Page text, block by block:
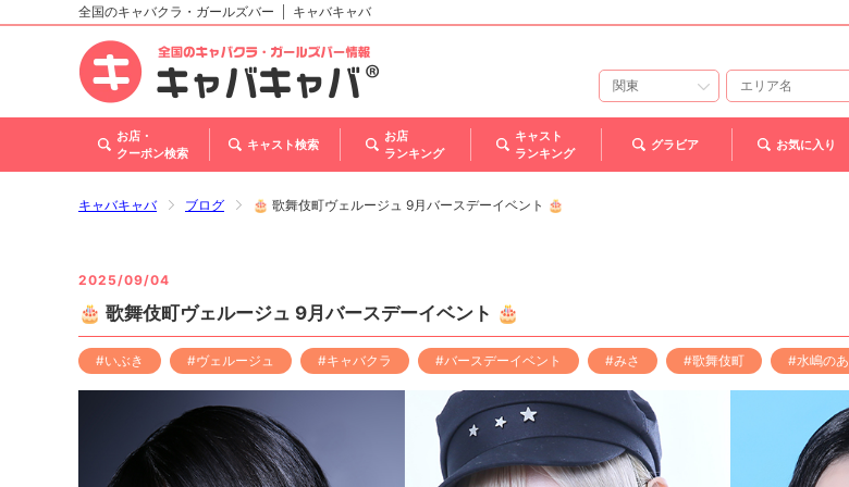
北海道
東北
甲信越・北陸
関西
全国のキャバクラ・ガールズバー キャバキャバ
お店・
クーポン検索
キャスト検索
お店
ランキング
キャスト
ランキング
グラビア お気に入り
キャバキャバ ブログ 🎂 歌舞伎町ヴェルージュ 9月バースデーイベント 🎂
2025/09/04
🎂 歌舞伎町ヴェルージュ 9月バースデーイベント 🎂
#いぶき #ヴェルージュ #キャバクラ #バースデーイベント #みさ #歌舞伎町 #水嶋のあ